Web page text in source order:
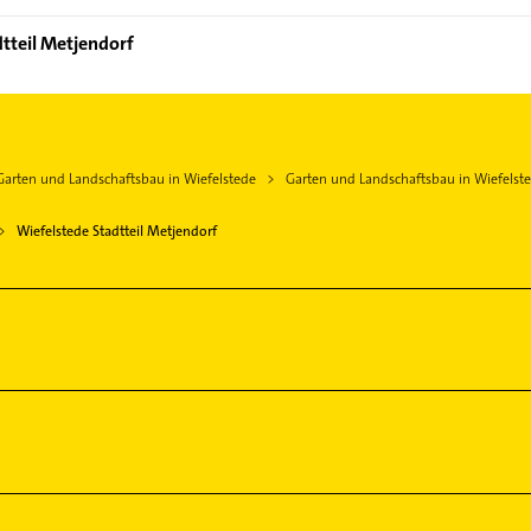
Metjendorf
und Landschaftsbau in Wiefelstede
Garten und Landschaftsbau in
Wiefelstede Stadtteil Metjendorf